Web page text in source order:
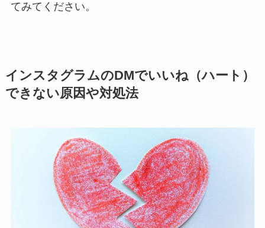
てみてください。
インスタグラムのDMでいいね（ハート）
できない原因や対処法